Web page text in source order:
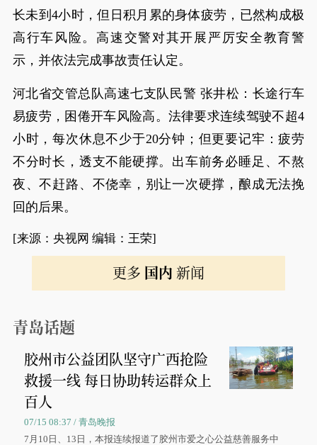
长未到4小时，但日积月累的身体疲劳，已然构成极
高行车风险。高速交警对其开展严厉安全教育警
示，并依法完成事故责任认定。
河北省交管总队高速七支队民警 张井松：长途行车
易疲劳，困倦开车风险高。法律要求连续驾驶不超4
小时，每次休息不少于20分钟；但更要记牢：疲劳
不分时长，透支不能硬撑。出车前务必睡足、不熬
夜、不赶路、不侥幸，别让一次硬撑，酿成无法挽
回的后果。
[来源：央视网 编辑：王荣]
更多 国内 新闻
青岛话题
胶州市公益团队坚守广西抢险
救援一线 每日协助转运群众上
百人
07/15 08:37 / 青岛晚报
7月10日、13日，本报连续报道了胶州市爱之心公益慈善服务中